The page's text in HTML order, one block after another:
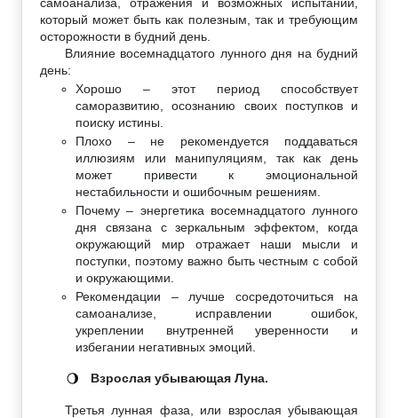
который может быть как полезным, так и требующим
осторожности в будний день.
Влияние восемнадцатого лунного дня на будний
день:
Хорошо – этот период способствует
саморазвитию, осознанию своих поступков и
поиску истины.
Плохо – не рекомендуется поддаваться
иллюзиям или манипуляциям, так как день
может привести к эмоциональной
нестабильности и ошибочным решениям.
Почему – энергетика восемнадцатого лунного
дня связана с зеркальным эффектом, когда
окружающий мир отражает наши мысли и
поступки, поэтому важно быть честным с собой
и окружающими.
Рекомендации – лучше сосредоточиться на
самоанализе, исправлении ошибок,
укреплении внутренней уверенности и
избегании негативных эмоций.
🌖 Взрослая убывающая Луна.
Третья лунная фаза, или взрослая убывающая